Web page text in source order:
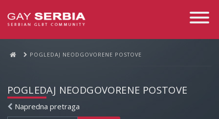
Toggle
POGLEDAJ NEODGOVORENE POSTOVE
POGLEDAJ NEODGOVORENE POSTOVE
Napredna pretraga